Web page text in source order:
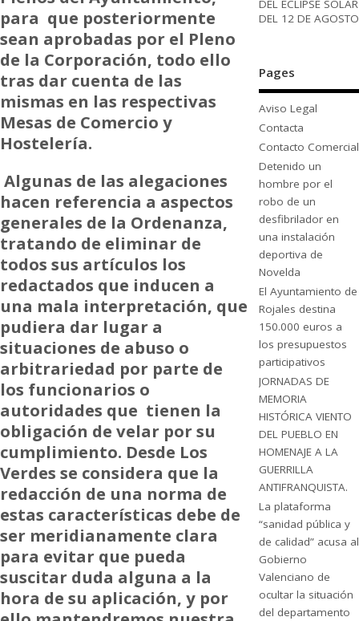
para que posteriormente
sean aprobadas por el Pleno
de la Corporación, todo ello
tras dar cuenta de las
mismas en las respectivas
Mesas de Comercio y
Hostelería.
Algunas de las alegaciones
hacen referencia a aspectos
generales de la Ordenanza,
tratando de eliminar de
todos sus artículos los
redactados que inducen a
una mala interpretación, que
pudiera dar lugar a
situaciones de abuso o
arbitrariedad por parte de
los funcionarios o
autoridades que tienen la
obligación de velar por su
cumplimiento. Desde Los
Verdes se considera que la
redacción de una norma de
estas características debe de
ser meridianamente clara
para evitar que pueda
suscitar duda alguna a la
hora de su aplicación, y por
DEL ECLIPSE SOLAR
DEL 12 DE AGOSTO
Pages
Aviso Legal
Contacta
Contacto Comercial
Detenido un
hombre por el
robo de un
desfibrilador en
una instalación
deportiva de
Novelda
El Ayuntamiento de
Rojales destina
150.000 euros a
los presupuestos
participativos
JORNADAS DE
MEMORIA
HISTÓRICA VIENTO
DEL PUEBLO EN
HOMENAJE A LA
GUERRILLA
ANTIFRANQUISTA.
La plataforma
“sanidad pública y
de calidad” acusa al
Gobierno
Valenciano de
ocultar la situación
del departamento